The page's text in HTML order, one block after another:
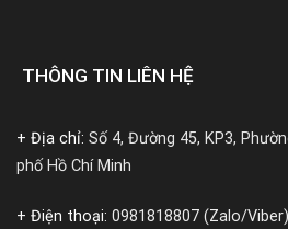
THÔNG TIN LIÊN HỆ
+ Địa chỉ: Số 4, Đường 45, KP3,
phố Hồ Chí Minh
+ Điện thoại: 0981818807 (Zalo/Viber)